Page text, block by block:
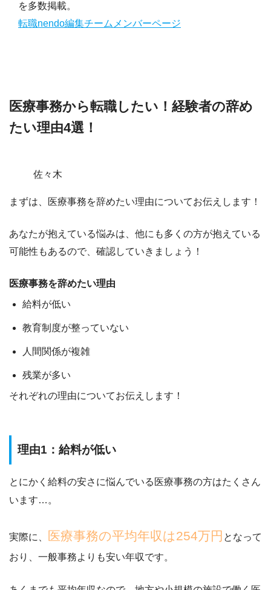
を多数掲載。
転職nendo編集チームメンバーページ
医療事務から転職したい！経験者の辞め
たい理由4選！
佐々木
まずは、医療事務を辞めたい理由についてお伝えします！
あなたが抱えている悩みは、他にも多くの方が抱えている
可能性もあるので、確認していきましょう！
医療事務を辞めたい理由
給料が低い
教育制度が整っていない
人間関係が複雑
残業が多い
それぞれの理由についてお伝えします！
理由1：給料が低い
とにかく給料の安さに悩んでいる医療事務の方はたくさん
います…。
実際に、 医療事務の平均年収は254万円 となって
おり、 一般事務よりも安い年収です。